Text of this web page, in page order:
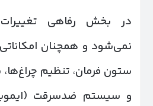
در بخش رفاهی
نمی‌شود و همچنان امکاناتی
ستون فرمان، تنظیم
و سیستم ضدسرقت